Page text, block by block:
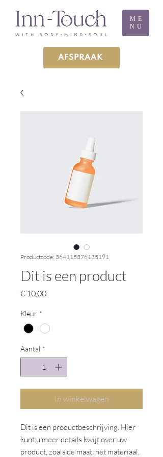
ME
NU
AFSPRAAK
Productcode: 364115376135191
Dit is een product
€ 10,00Prijs
Kleur *
Aantal *
In winkelwagen
Dit is een productbeschrijving. Hier
kunt u meer details kwijt over uw
product, zoals de maat, het materiaal,